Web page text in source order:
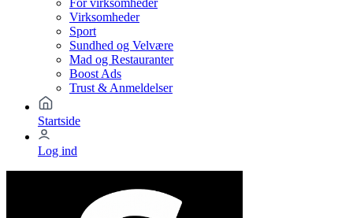
For virksomheder
Virksomheder
Sport
Sundhed og Velvære
Mad og Restauranter
Boost Ads
Trust & Anmeldelser
Startside
Log ind